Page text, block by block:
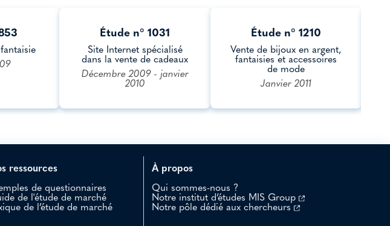
Étude n° 1031
Site Internet spécialisé
dans la vente de cadeaux
Décembre 2009 - janvier
2010
Étude n° 1210
Vente de bijoux en argent,
fantaisies et accessoires
de mode
Janvier 2011
ressources
de questionnaires
de l'étude de marché
de l’étude de marché
À propos
Qui sommes-nous ?
Notre institut d’études MIS Group
Notre pôle dédié aux chercheurs